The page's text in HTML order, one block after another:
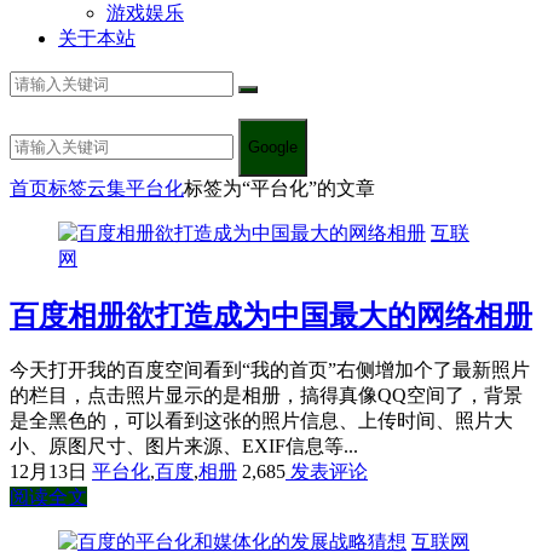
游戏娱乐
关于本站
Google
首页标签云集平台化标签为“平台化”的文章
互联
网
百度相册欲打造成为中国最大的网络相册
今天打开我的百度空间看到“我的首页”右侧增加个了最新照片
的栏目，点击照片显示的是相册，搞得真像QQ空间了，背景
是全黑色的，可以看到这张的照片信息、上传时间、照片大
小、原图尺寸、图片来源、EXIF信息等...
12月13日 平台化,百度,相册 2,685 发表评论
阅读全文
互联网